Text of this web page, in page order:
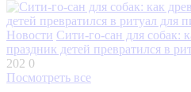
Новости Сити-го-сан для собак:
праздник детей превратился в
202 0
Посмотреть все